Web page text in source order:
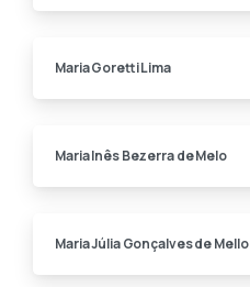
Maria Goretti Lima
Maria Inês Bezerra de Melo
Maria Júlia Gonçalves de Mello